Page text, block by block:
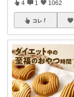
4 1 1062
コレ